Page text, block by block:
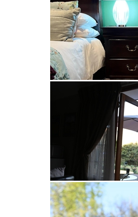
dem Clarens Town Square gibt es
interessanter Orte wie
Kunsthandwerksstände sowie
Kuriositätengeschäfte. Es
Nähe des Golden Gate Highlands
der für Dinosaurierfossilien